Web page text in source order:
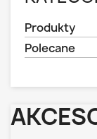
Produkty
Polecane